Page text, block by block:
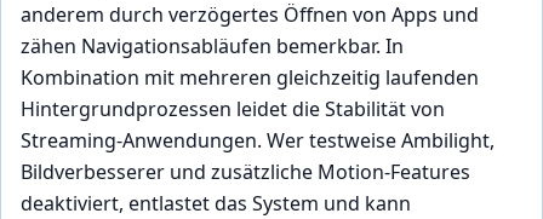
anderem durch verzögertes Öffnen von Apps und
zähen Navigationsabläufen bemerkbar. In
Kombination mit mehreren gleichzeitig laufenden
Hintergrundprozessen leidet die Stabilität von
Streaming-Anwendungen. Wer testweise Ambilight,
Bildverbesserer und zusätzliche Motion-Features
deaktiviert, entlastet das System und kann